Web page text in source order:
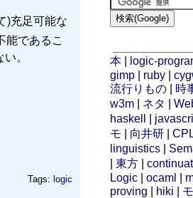
)充足可能な
能であるこ
。
Tags: logic
本
logic-
gimp
ruby |
流行りもの
時
w3m
ネタ |
haskell
モ
向井研 |
linguistics
|東方 |
Logic |ocaml
proving
hiki